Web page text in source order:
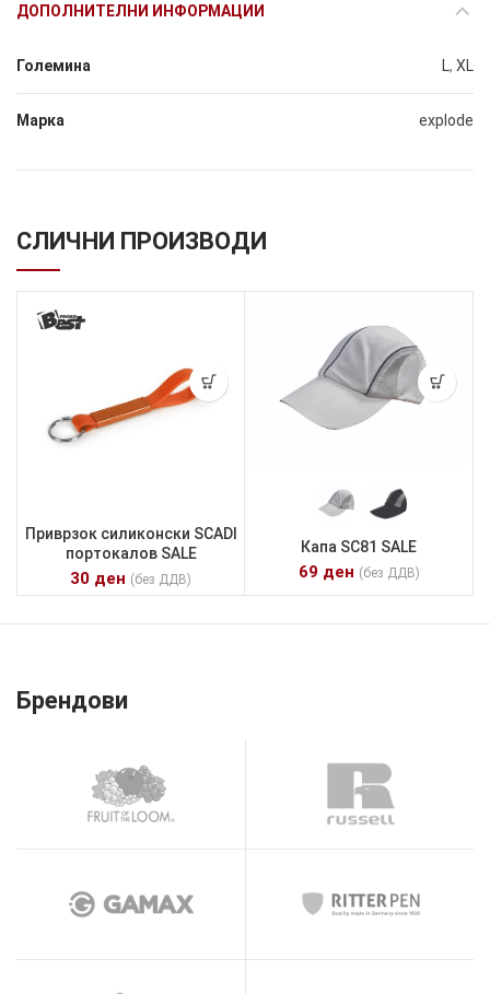
ДОПОЛНИТЕЛНИ ИНФОРМАЦИИ
Големина L, XL
Марка explode
СЛИЧНИ ПРОИЗВОДИ
Приврзок силиконски SCADI
портокалов SALE
30 ден (без ДДВ)
Капа SC81 SALE
69 ден (без ДДВ)
Брендови